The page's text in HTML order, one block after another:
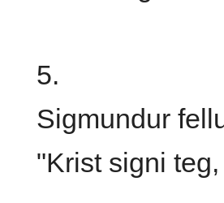
5.
Sigmundur
"Krist signi